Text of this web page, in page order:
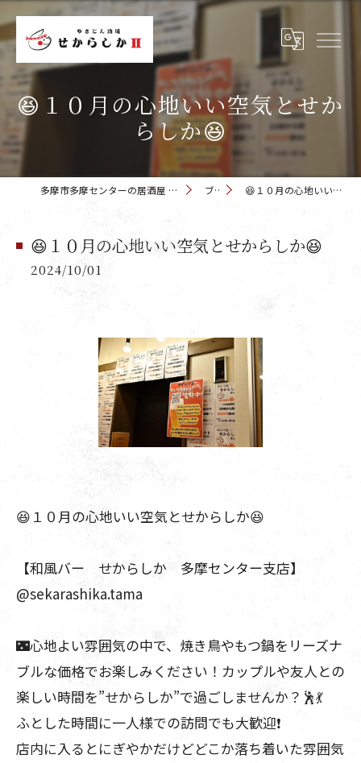
😆１０月の心地いい空気とせか
らしか😆
多摩市多摩センターの居酒屋 せからしか 多摩センター店 ブログ 😆１０月の心地いい空気とせからしか😆
😆１０月の心地いい空気とせからしか😆
2024/10/01
😆１０月の心地いい空気とせからしか😆
【和風バー せからしか 多摩センター支店】
@sekarashika.tama
🌃心地よい雰囲気の中で、焼き鳥やもつ鍋をリーズナ
ブルな価格でお楽しみください！カップルや友人との
楽しい時間を”せからしか”で過ごしませんか？🕺💃
ふとした時間に一人様での訪問でも大歓迎❗️
店内に入るとにぎやかだけどどこか落ち着いた雰囲気